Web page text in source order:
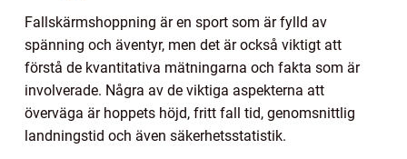
Fallskärmshoppning är en sport som är fylld av
spänning och äventyr, men det är också viktigt att
förstå de kvantitativa mätningarna och fakta som är
involverade. Några av de viktiga aspekterna att
överväga är hoppets höjd, fritt fall tid, genomsnittlig
landningstid och även säkerhetsstatistik.